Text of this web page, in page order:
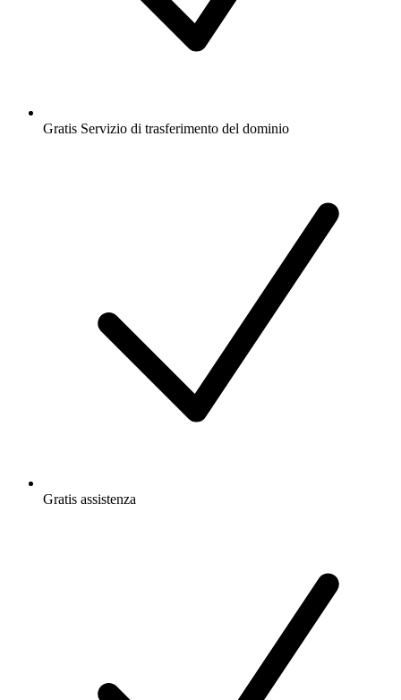
Gratis Servizio di trasferimento del dominio
Gratis assistenza